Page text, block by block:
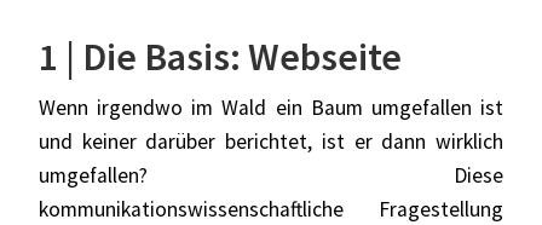
1 | Die Basis: Webseite
Wenn irgendwo im Wald ein Baum umgefallen ist
und keiner darüber berichtet, ist er dann wirklich
umgefallen? Diese
kommunikationswissenschaftliche Fragestellung